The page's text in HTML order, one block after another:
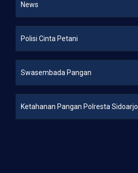
News
Polisi Cinta Petani
Swasembada Pangan
Ketahanan Pangan Polresta Sidoarjo